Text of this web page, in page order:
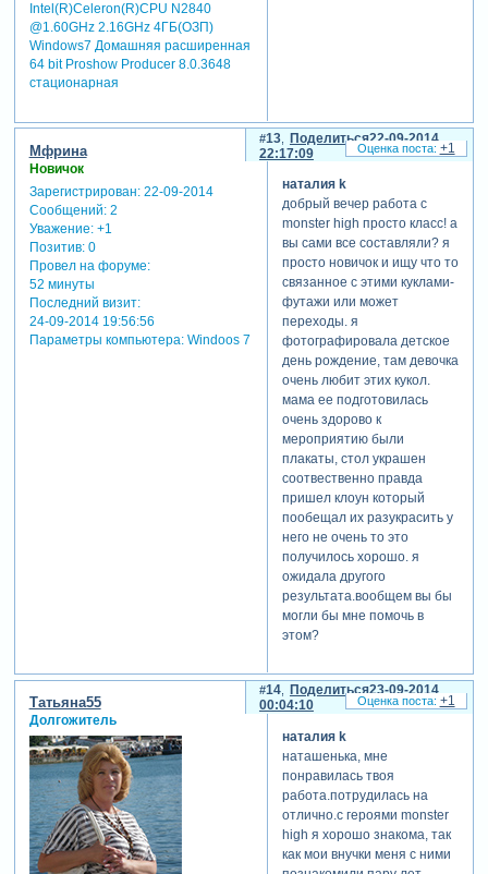
Intel(R)Celeron(R)CPU N2840
@1.60GHz 2.16GHz 4ГБ(ОЗП)
Windows7 Домашняя расширенная
64 bit Proshow Producer 8.0.3648
стационарная
этого
мультфильма?
все куклы, зверушки, а
также фоны - все относится
к мультфильму monster high.
Поделиться
13
22-09-2014
22:17:09
Мфрина
Новичок
Зарегистрирован: 22-09-2014
Сообщений:2
Уважение: +1
Позитив: 0
Провел на форуме:
52 минуты
Последний визит:
24-09-2014 19:56:56
Параметры компьютера:Windoos 7
наталия k
добрый вечер работа с
monster high просто класс! а
вы сами все составляли? я
просто новичок и ищу что то
связанное с этими куклами-
футажи или может
переходы. я
фотографировала детское
день рождение, там девочка
очень любит этих кукол.
мама ее подготовилась
очень здорово к
мероприятию были
плакаты, стол украшен
соотвественно правда
пришел клоун который
пообещал их разукрасить у
него не очень то это
получилось хорошо. я
ожидала другого
результата.вообщем вы бы
могли бы мне помочь в
этом?
+1
Поделиться
14
23-09-2014
00:04:10
Татьяна55
Долгожитель
наталия k
наташенька, мне
понравилась твоя
работа.потрудилась на
отлично.с героями monster
high я хорошо знакома, так
как мои внучки меня с ними
+1